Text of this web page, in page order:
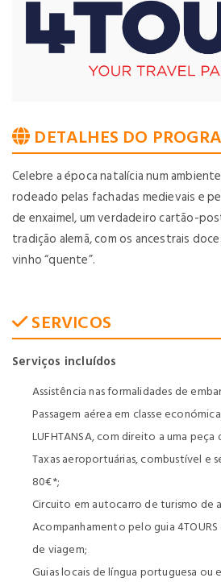
DETALHES DO
Celebre a época natalícia num
rodeado pelas fachadas medievais e
de enxaimel, um verdadeiro cartão-
tradição alemã, com os ancestrais
vinho “quente”.
SERVICOS
Serviços incluídos
Assistência nas formalidades de
Passagem aérea em classe
LUFHTANSA, com direito a uma
Taxas aeroportuárias, combustível e
80€*;
Circuito em autocarro de turismo de
Acompanhamento pelo guia
de viagem;
Guias locais de língua portuguesa ou